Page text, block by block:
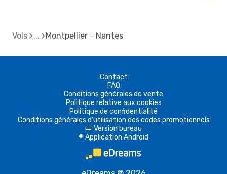
Vols Montpellier - Nantes
Contact
FAQ
Conditions générales de vente
Politique relative aux cookies
Politique de confidentialité
Conditions générales d'utilisation des codes promotionnels
d Version bureau
A Application Android